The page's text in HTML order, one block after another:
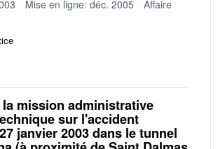
Mise en ligne: déc. 2005
Affaire
la mission administrative
sur l'accident
janvier 2003 dans le tunnel